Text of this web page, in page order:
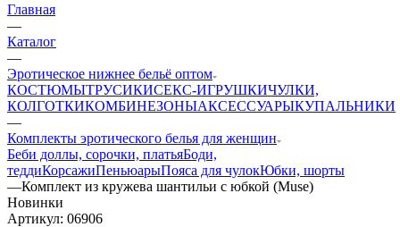
Главная
—
Каталог
—
Эротическое нижнее бельё оптом
КОСТЮМЫТРУСИКИСЕКС-ИГРУШКИЧУЛКИ,
КОЛГОТКИКОМБИНЕЗОНЫАКСЕССУАРЫКУПАЛЬНИКИ
—
Комплекты эротического белья для женщин
Беби доллы, сорочки, платьяБоди,
теддиКорсажиПеньюарыПояса для чулокЮбки, шорты
—Комплект из кружева шантильи с юбкой (Muse)
Новинки
Артикул: 06906